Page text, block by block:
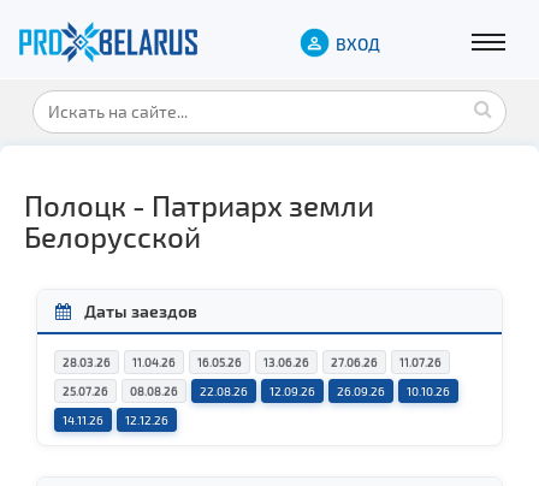
ВХОД
Полоцк - Патриарх земли
Белорусской
Даты заездов
28.03.26 11.04.26 16.05.26 13.06.26 27.06.26
11.07.26
25.07.26
08.08.26 22.08.26 12.09.26 26.09.26
10.10.26
14.11.26
12.12.26